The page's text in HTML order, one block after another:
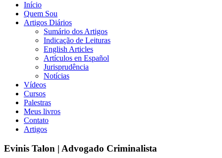
Início
Quem Sou
Artigos Diários
Sumário dos Artigos
Indicação de Leituras
English Articles
Artículos en Español
Jurisprudência
Notícias
Vídeos
Cursos
Palestras
Meus livros
Contato
Artigos
Evinis Talon | Advogado Criminalista